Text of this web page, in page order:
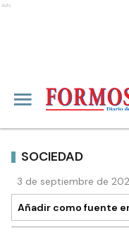
Ads
SOCIEDAD
3 de septiembre de
Añadir como fuente